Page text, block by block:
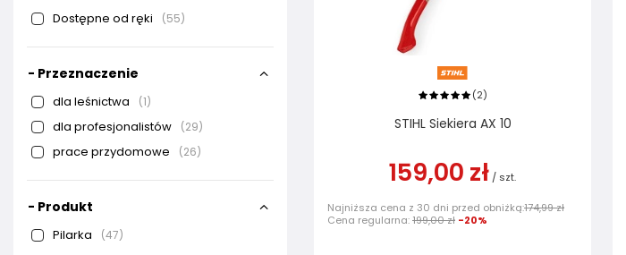
Dostępne od ręki 55
- Przeznaczenie
dla leśnictwa 1
dla profesjonalistów 29
prace przydomowe 26
- Produkt
Pilarka 47
(2)
STIHL Siekiera AX 10
159,00 zł / szt.
Najniższa cena z 30 dni przed obniżką:174,99 zł
Cena regularna:199,00 zł -20%